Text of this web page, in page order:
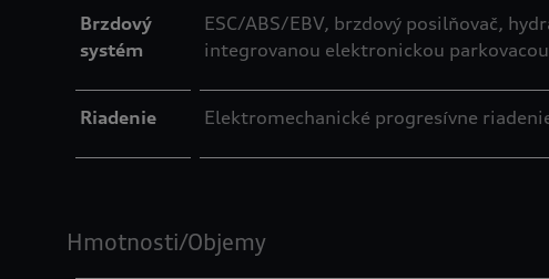
Brzdový
systém
ESC/ABS/EBV, brzdový posilňovač,
integrovanou elektronickou
Riadenie Elektromechanické progresívne
Hmotnosti/Objemy